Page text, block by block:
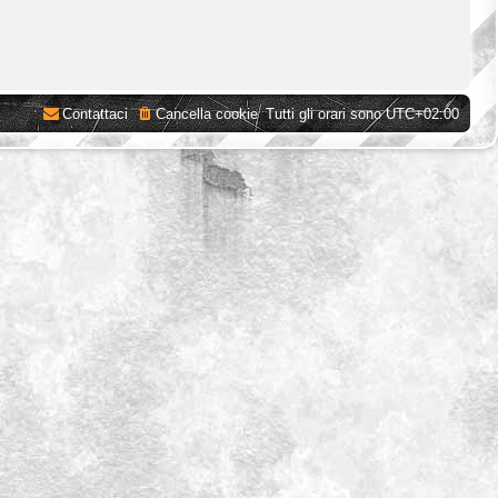
Tutti gli orari sonoUTC+02:00
Cancella cookie
Contattaci